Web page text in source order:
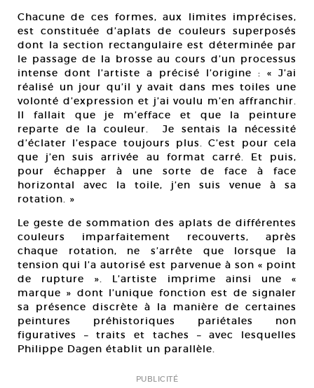
Chacune de ces formes, aux limites imprécises,
est constituée d’aplats de couleurs superposés
dont la section rectangulaire est déterminée par
le passage de la brosse au cours d’un processus
intense dont l’artiste a précisé l’origine : « J’ai
réalisé un jour qu’il y avait dans mes toiles une
volonté d’expression et j’ai voulu m’en affranchir.
Il fallait que je m’efface et que la peinture
reparte de la couleur. Je sentais la nécessité
d’éclater l’espace toujours plus. C’est pour cela
que j’en suis arrivée au format carré. Et puis,
pour échapper à une sorte de face à face
horizontal avec la toile, j’en suis venue à sa
rotation. »
Le geste de sommation des aplats de différentes
couleurs imparfaitement recouverts, après
chaque rotation, ne s’arrête que lorsque la
tension qui l’a autorisé est parvenue à son « point
de rupture ». L’artiste imprime ainsi une «
marque » dont l’unique fonction est de signaler
sa présence discrète à la manière de certaines
peintures préhistoriques pariétales non
figuratives – traits et taches – avec lesquelles
Philippe Dagen établit un parallèle.
PUBLICITÉ